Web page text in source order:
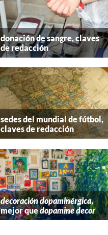
donación de sangre, claves
de redacción
sedes del mundial de fútbol,
claves de redacción
decoración dopaminérgica,
mejor quedopamine decor